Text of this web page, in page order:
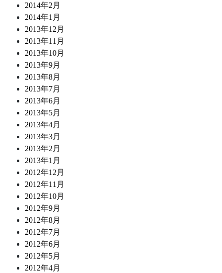
2014年2月
2014年1月
2013年12月
2013年11月
2013年10月
2013年9月
2013年8月
2013年7月
2013年6月
2013年5月
2013年4月
2013年3月
2013年2月
2013年1月
2012年12月
2012年11月
2012年10月
2012年9月
2012年8月
2012年7月
2012年6月
2012年5月
2012年4月